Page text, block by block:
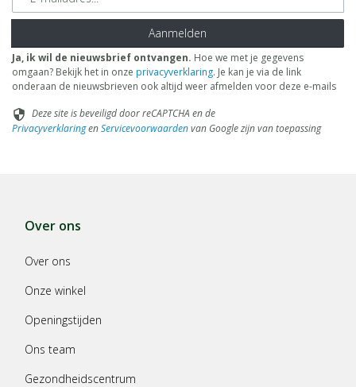
Aanmelden
Ja, ik wil de nieuwsbrief ontvangen. Hoe we met je gegevens
omgaan? Bekijk het in onze privacyverklaring. Je kan je via de link
onderaan de nieuwsbrieven ook altijd weer afmelden voor deze e-mails
security Deze site is beveiligd door reCAPTCHA en de
PrivacyverklaringenServicevoorwaardenvan Google zijn van toepassing
Over ons
Over ons
Onze winkel
Openingstijden
Ons team
Gezondheidscentrum